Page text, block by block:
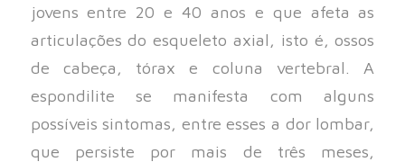
jovens entre 20 e 40 anos e que afeta as
articulações do esqueleto axial, isto é, ossos
de cabeça, tórax e coluna vertebral. A
espondilite se manifesta com alguns
possíveis sintomas, entre esses a dor lombar,
que persiste por mais de três meses,